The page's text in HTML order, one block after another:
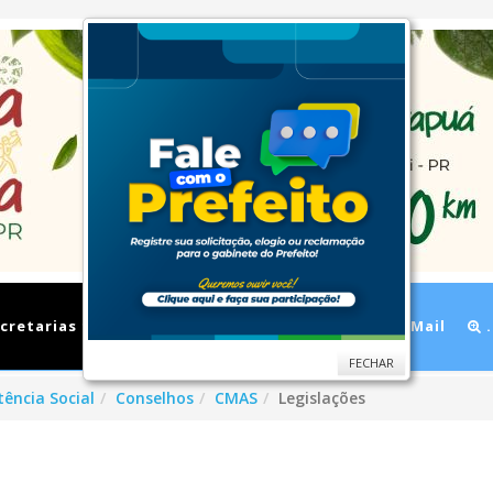
WebMail
Social Conselhos CMAS Legislações
FECHAR